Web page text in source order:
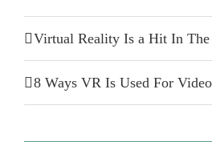
Virtual Reality Is a Hit In The
8 Ways VR Is Used For